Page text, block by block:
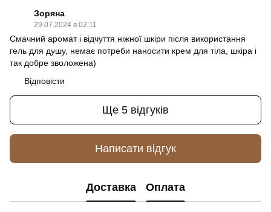
Зоряна
29.07.2024 в 02:11
Смачний аромат і відчуття ніжної шкіри після використання
гель для душу, немає потреби наносити крем для тіла, шкіра і
так добре зволожена)
Відповісти
Ще 5 відгуків
Написати відгук
Доставка Оплата